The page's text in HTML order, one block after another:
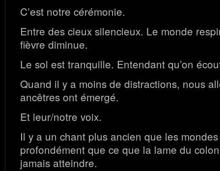
C’est notre cérémonie.
Entre des cieux silencieux. Le monde
fièvre diminue.
Le sol est tranquille. Entendant qu’on
Quand il y a moins de distractions, nous
ancêtres ont émergé.
Et leur/notre voix.
Il y a un chant plus ancien que les
profondément que ce que la lame du
jamais atteindre.